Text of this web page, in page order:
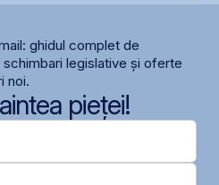
ghidul complet de
legislative și oferte
noi.
pieței!